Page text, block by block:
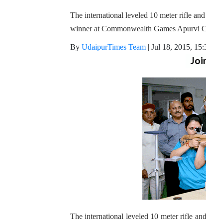
The international leveled 10 meter rifle
winner at Commonwealth Games Apurvi
By UdaipurTimes Team | Jul 18, 2015,
The international leveled 10 meter rifle